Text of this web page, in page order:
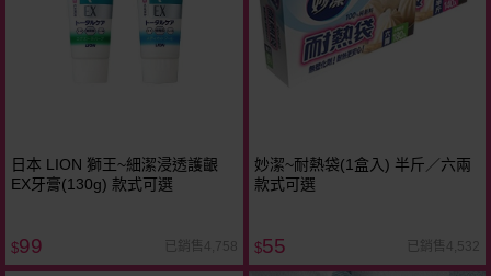
日本 LION 獅王~細潔浸透護齦
EX牙膏(130g) 款式可選
$99 已銷售4,758
妙潔~耐熱袋(1盒入) 半斤／六兩
款式可選
$55 已銷售4,532